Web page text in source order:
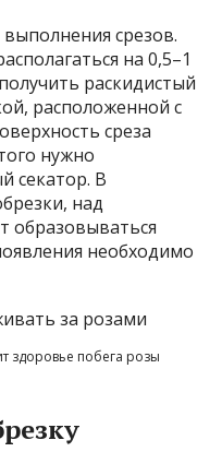
срезов.
на 0,5–1
раскидистый
расположенной с
среза
нужно
секатор. В
над
образовываться
необходимо
здоровье побега розы